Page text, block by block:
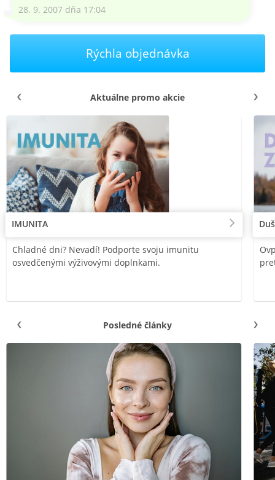
28. 9. 2007 dňa 17:04
Rýchla objednávka
Aktuálne promo akcie
IMUNITA
Chladné dni? Nevadí! Podporte svoju imunitu
osvedčenými výživovými doplnkami.
Posledné články